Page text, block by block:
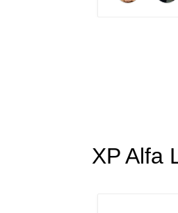
XP Alfa